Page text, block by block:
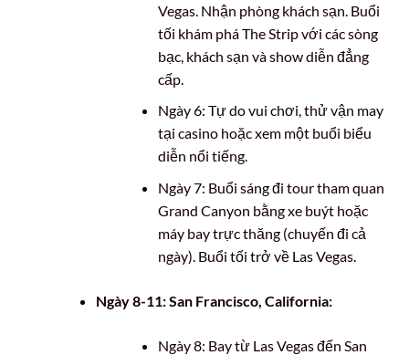
Vegas. Nhận phòng khách sạn. Buổi
tối khám phá The Strip với các sòng
bạc, khách sạn và show diễn đẳng
cấp.
Ngày 6: Tự do vui chơi, thử vận may
tại casino hoặc xem một buổi biểu
diễn nổi tiếng.
Ngày 7: Buổi sáng đi tour tham quan
Grand Canyon bằng xe buýt hoặc
máy bay trực thăng (chuyến đi cả
ngày). Buổi tối trở về Las Vegas.
Ngày 8-11: San Francisco, California:
Ngày 8: Bay từ Las Vegas đến San